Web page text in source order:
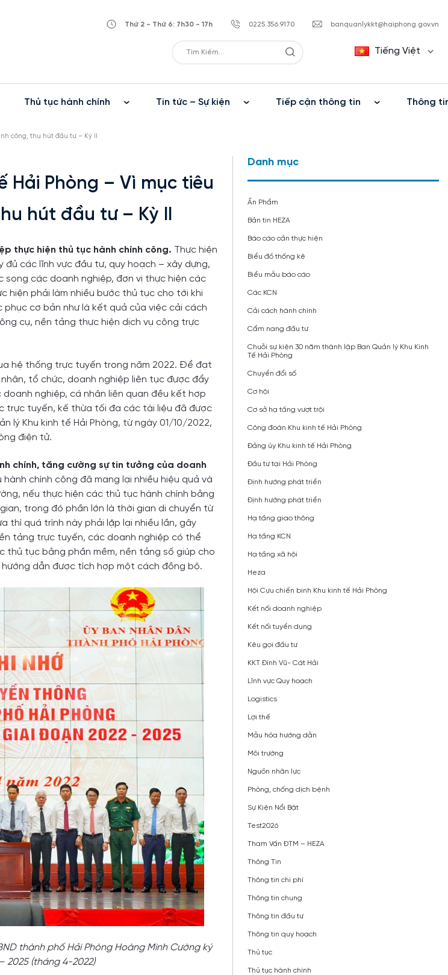
Thứ 2 - Thứ 6: 7h30 - 17h 0225.356.9170 banquanlykkt@haiphong.gov.vn
Tiếng Việt
Thủ tục hành chính Tin tức – Sự kiện Tiếp cận thông tin Thông
công, thu hút đầu tư – Kỳ II
Hải Phòng – Vì mục tiêu
hút đầu tư – Kỳ II
thực hiện thủ tục hành chính công. Thực hiện
đủ các lĩnh vực đầu tư, quy hoạch – xây dựng,
song các doanh nghiệp, đơn vị thực hiện các
hiện phải làm nhiều bước thủ tục cho tới khi
cơ bản như là kết quả của việc cải cách
cụ, nền tảng thực hiện dịch vụ công trực
hệ thống trực tuyến trong năm 2022. Để đạt
tổ chức, doanh nghiệp liên tục được đẩy
nghiệp, cá nhân liên quan đều kết hợp
trực tuyến, kế thừa tối đa các tài liệu đã được
lý Khu kinh tế Hải Phòng, từ ngày 01/10/2022,
điện tử.
chính, tăng cường sự tin tưởng của doanh
chính công đã mang lại nhiều hiệu quả và
nếu thực hiện các thủ tục hành chính bằng
trong đó phần lớn là thời gian di chuyển từ
thì quá trình này phải lặp lại nhiều lần, gây
tảng trực tuyến, các doanh nghiệp có thể
thủ tục bằng phần mềm, nền tảng số giúp cho
dẫn được tích hợp một cách đồng bộ.
thành phố Hải Phòng Hoàng Minh Cường ký
2025 (tháng 4-2022)
Danh mục
Ấn Phẩm
Bản tin HEZA
Báo cáo cần thực hiện
Biểu đồ thống kê
Biểu mẫu báo cáo
Các KCN
Cải cách hành chính
Cẩm nang đầu tư
Chuỗi sự kiện 30 năm thành lập Ban Quản lý Khu Kinh
Tế Hải Phòng
Chuyển đổi số
Cơ hội
Cơ sở hạ tầng vượt trội
Công đoàn Khu kinh tế Hải Phòng
Đảng ủy Khu kinh tế Hải Phòng
Đầu tư tại Hải Phòng
Định hướng phát triển
Định hướng phát triển
Hạ tầng giao thông
Hạ tầng KCN
Hạ tầng xã hội
Heza
Hội Cựu chiến binh Khu kinh tế Hải Phòng
Kết nối doanh nghiệp
Kết nối tuyển dụng
Kêu gọi đầu tư
KKT Đình Vũ- Cát Hải
Lĩnh vực Quy hoạch
Logistics
Lợi thế
Mẫu hóa hướng dẫn
Môi trường
Nguồn nhân lực
Phòng, chống dịch bệnh
Sự Kiện Nổi Bật
Test2026
Tham Vấn ĐTM – HEZA
Thông Tin
Thông tin chi phí
Thông tin chung
Thông tin đầu tư
Thông tin quy hoạch
Thủ tục
Thủ tục hành chính